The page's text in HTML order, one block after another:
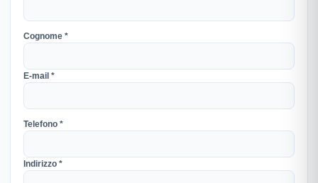
Cognome *
E-mail *
Telefono *
Indirizzo *